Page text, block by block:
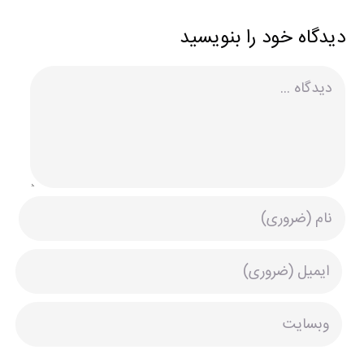
دیدگاه خود را بنویسید